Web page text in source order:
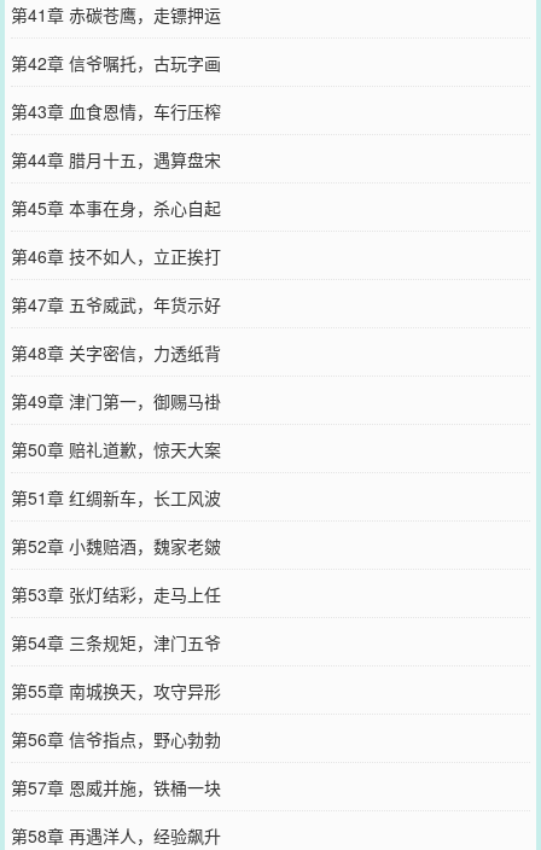
第41章 赤碳苍鹰，走镖押运
第42章 信爷嘱托，古玩字画
第43章 血食恩情，车行压榨
第44章 腊月十五，遇算盘宋
第45章 本事在身，杀心自起
第46章 技不如人，立正挨打
第47章 五爷威武，年货示好
第48章 关字密信，力透纸背
第49章 津门第一，御赐马褂
第50章 赔礼道歉，惊天大案
第51章 红绸新车，长工风波
第52章 小魏赔酒，魏家老皴
第53章 张灯结彩，走马上任
第54章 三条规矩，津门五爷
第55章 南城换天，攻守异形
第56章 信爷指点，野心勃勃
第57章 恩威并施，铁桶一块
第58章 再遇洋人，经验飙升